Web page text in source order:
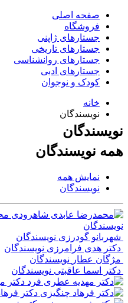
صفحه اصلی
فروشگاه
جستارهای ژاپنی
جستارهای تاریخی
جستارهای روانشناسی
جستارهای ادبی
کودک و نوجوان
خانه
نویسندگان
نویسندگان
همه نویسندگان
نمایش همه
نویسندگان
نویسندگان
شهربانو گودرزی نویسندگان
دکتر هدی فرامرزی نویسندگان
مژگان عطار نویسندگان
دکتر اسما عاقبتی نویسندگان
دکتر
دکتر